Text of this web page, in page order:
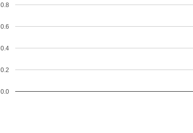
0.0
0.2
0.4
0.6
0.8